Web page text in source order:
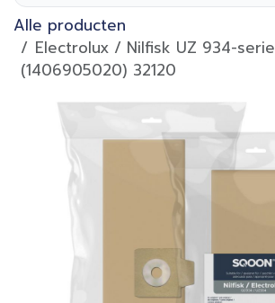
Alle producten
Electrolux / Nilfisk UZ 934-serie
(1406905020) 32120